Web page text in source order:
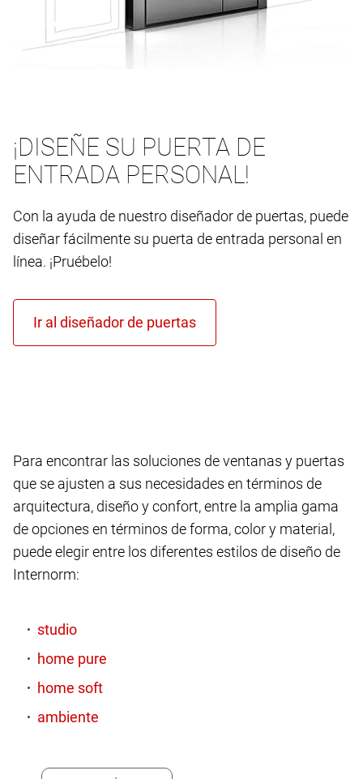
¡DISEÑE SU PUERTA DE
ENTRADA PERSONAL!
Con la ayuda de nuestro diseñador de puertas, puede
diseñar fácilmente su puerta de entrada personal en
línea. ¡Pruébelo!
Para encontrar las soluciones de ventanas y puertas
que se ajusten a sus necesidades en términos de
arquitectura, diseño y confort, entre la amplia gama
de opciones en términos de forma, color y material,
puede elegir entre los diferentes estilos de diseño de
Internorm: